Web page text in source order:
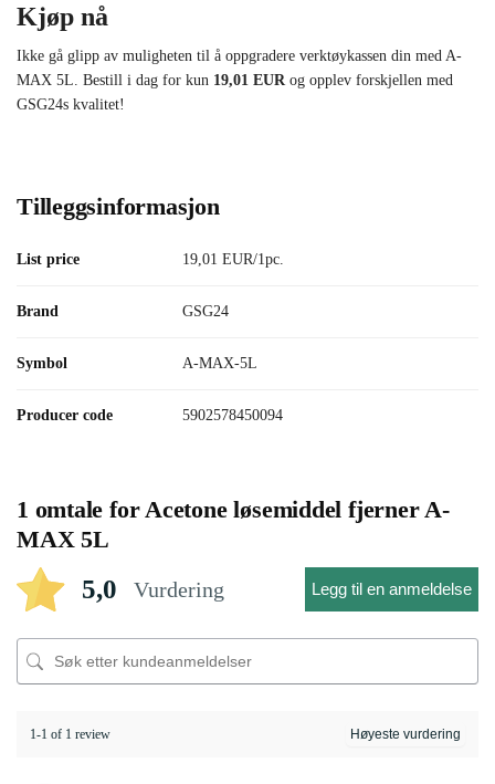
Kjøp nå
Ikke gå glipp av muligheten til å oppgradere verktøykassen din med A-
MAX 5L. Bestill i dag for kun 19,01 EUR og opplev forskjellen med
GSG24s kvalitet!
Tilleggsinformasjon
List price 19,01 EUR/1pc.
Brand GSG24
Symbol A-MAX-5L
Producer code 5902578450094
1 omtale forAcetone løsemiddel fjerner A-
MAX 5L
5,0 Vurdering Legg til en anmeldelse
1-1 of 1 review